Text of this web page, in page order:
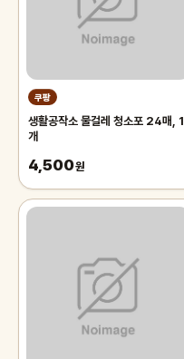
쿠팡
생활공작소 물걸레 청소포 24매, 1
개
4,500원